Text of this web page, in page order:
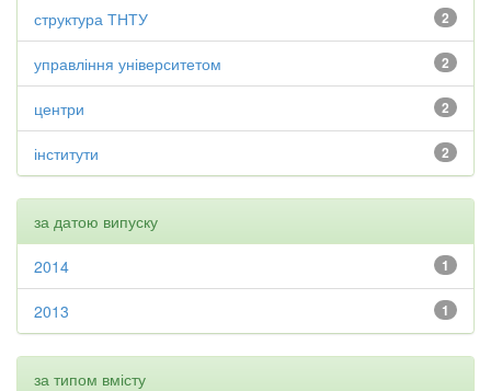
2
структура ТНТУ
2
управління університетом
2
центри
2
інститути
за датою випуску
1
2014
1
2013
за типом вмісту